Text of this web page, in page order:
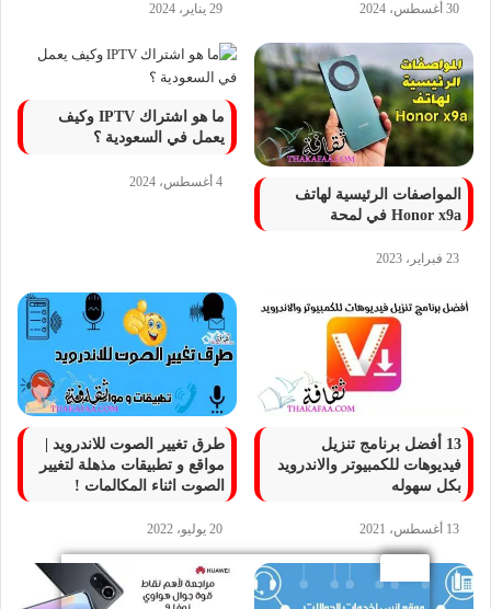
30 أغسطس، 2024 29 يناير، 2024
المواصفات الرئيسية لهاتف
Honor x9a في لمحة
23 فبراير، 2023
ما هو اشتراك IPTV وكيف
يعمل في السعودية ؟
4 أغسطس، 2024
13 أفضل برنامج تنزيل
فيديوهات للكمبيوتر والاندرويد
بكل سهوله
13 أغسطس، 2021
طرق تغيير الصوت للاندرويد |
مواقع و تطبيقات مذهلة لتغيير
الصوت اثناء المكالمات !
20 يوليو، 2022